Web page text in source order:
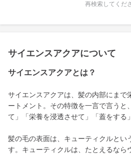
再検索してくだ
サイエンスアクアについて
サイエンスアクアとは？
サイエンスアクアは、髪の内部にまで
ートメント。その特徴を一言で言うと
て」「栄養を浸透させて」「蓋をする
髪の毛の表面は、キューティクルとい
す。キューティクルは、たとえるなら